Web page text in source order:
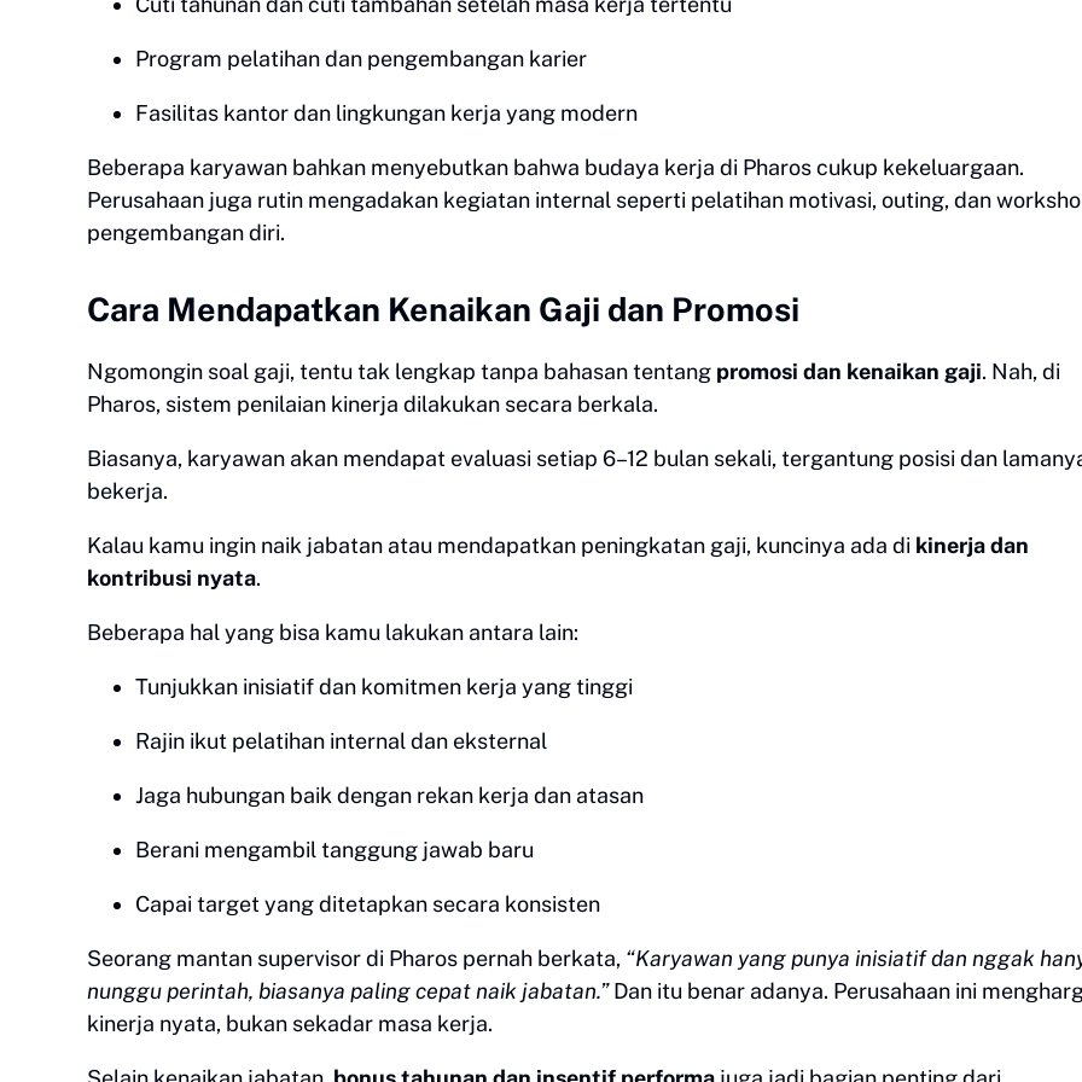
Program pelatihan dan pengembangan karier
Fasilitas kantor dan lingkungan kerja yang modern
Beberapa karyawan bahkan menyebutkan bahwa budaya kerja di Pharos cukup kekeluargaan.
Perusahaan juga rutin mengadakan kegiatan internal seperti pelatihan motivasi, outing, dan
pengembangan diri.
Cara Mendapatkan Kenaikan Gaji dan Promosi
Ngomongin soal gaji, tentu tak lengkap tanpa bahasan tentang promosi dan kenaikan gaji. Nah, di
Pharos, sistem penilaian kinerja dilakukan secara berkala.
Biasanya, karyawan akan mendapat evaluasi setiap 6–12 bulan sekali, tergantung posisi dan
bekerja.
Kalau kamu ingin naik jabatan atau mendapatkan peningkatan gaji, kuncinya ada di kinerja dan
kontribusi nyata.
Beberapa hal yang bisa kamu lakukan antara lain:
Tunjukkan inisiatif dan komitmen kerja yang tinggi
Rajin ikut pelatihan internal dan eksternal
Jaga hubungan baik dengan rekan kerja dan atasan
Berani mengambil tanggung jawab baru
Capai target yang ditetapkan secara konsisten
Seorang mantan supervisor di Pharos pernah berkata, “Karyawan yang punya inisiatif dan nggak
nunggu perintah, biasanya paling cepat naik jabatan.”Dan itu benar adanya. Perusahaan ini
kinerja nyata, bukan sekadar masa kerja.